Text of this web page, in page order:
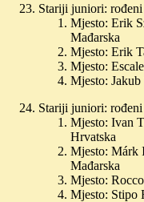
Stariji juniori:
Mjesto: Erik
Mađarska
Mjesto: Erik
Mjesto:
Mjesto:
Stariji juniori:
Mjesto: Ivan
Hrvatska
Mjesto: Márk
Mađarska
Mjesto:
Mjesto: Stipo